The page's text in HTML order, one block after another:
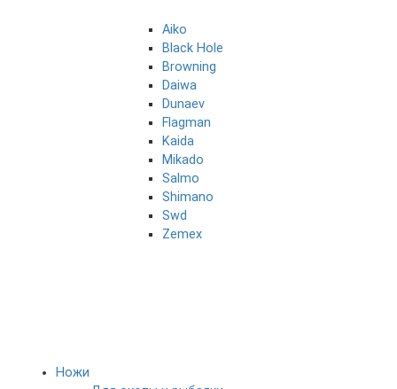
Aiko
Black Hole
Browning
Daiwa
Dunaev
Flagman
Kaida
Mikado
Salmo
Shimano
Swd
Zemex
Ножи